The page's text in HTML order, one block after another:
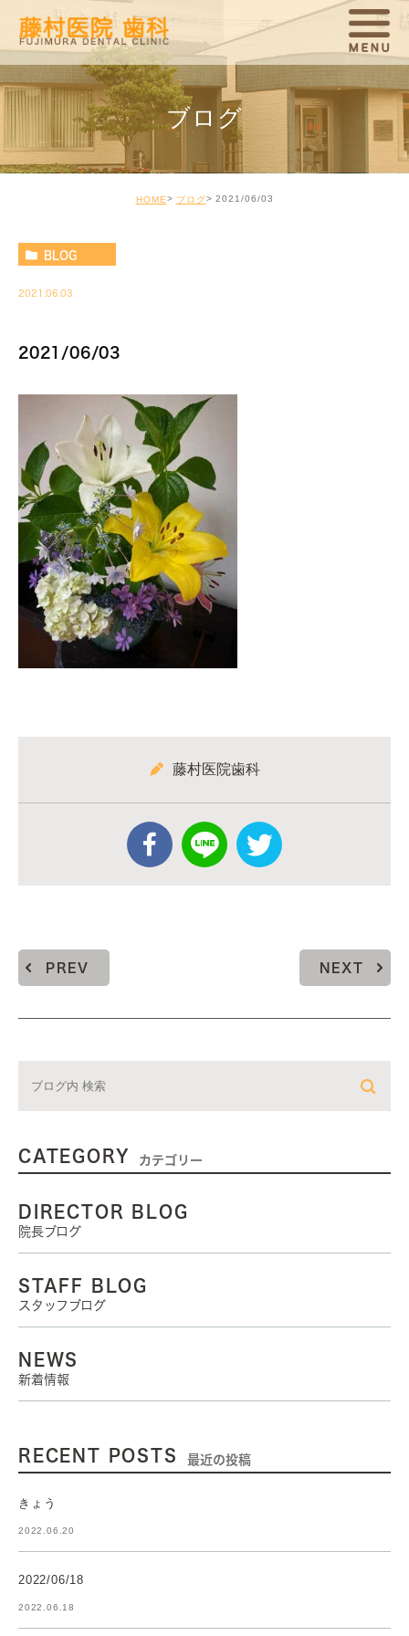
ブログ
HOME ブログ 2021/06/03
BLOG
2021.06.03
2021/06/03
藤村医院歯科
PREV NEXT
CATEGORY カテゴリー
DIRECTOR BLOG
院長ブログ
STAFF BLOG
スタッフブログ
NEWS
新着情報
RECENT POSTS 最近の投稿
きょう
2022.06.20
2022/06/18
2022.06.18